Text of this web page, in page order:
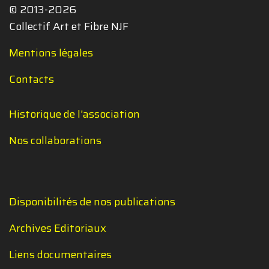
© 2013-2026
Collectif Art et Fibre NJF
Mentions légales
Contacts
Historique de l'association
Nos collaborations
Disponibilités de nos publications
Archives Editoriaux
Liens documentaires